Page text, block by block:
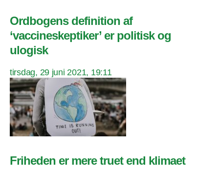
Ordbogens definition af
‘vaccineskeptiker’ er politisk og
ulogisk
tirsdag, 29 juni 2021, 19:11
Friheden er mere truet end klimaet